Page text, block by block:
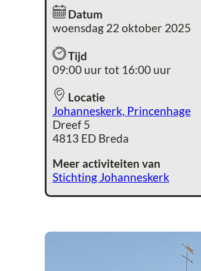
Datum
woensdag 22 oktober 2025
Tijd
09:00 uur tot 16:00 uur
Locatie
Johanneskerk, Princenhage
Dreef 5
4813 ED Breda
Meer activiteiten van
Stichting Johanneskerk